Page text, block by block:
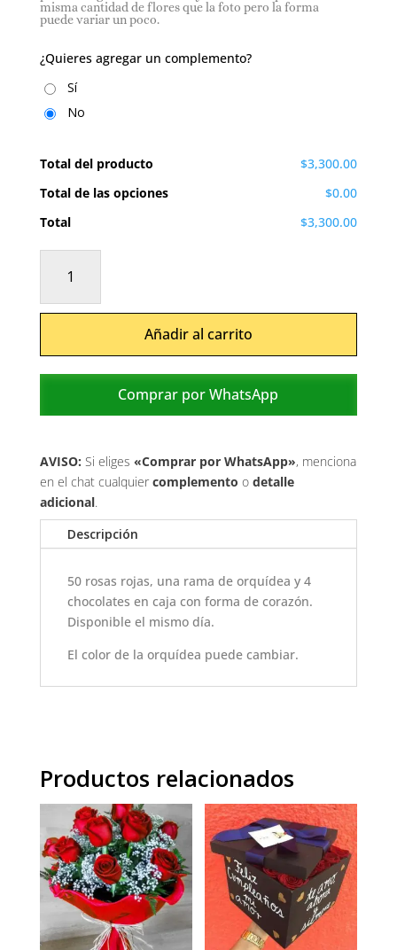
misma cantidad de flores que la foto pero la forma
puede variar un poco.
¿Quieres agregar un complemento?
Sí
No
Total del producto
$3,300.00
Total de las opciones
$0.00
Total
$3,300.00
cantidad
Añadir al carrito
Comprar por WhatsApp
AVISO: Si eliges «Comprar por WhatsApp», menciona
en el chat cualquier complemento o detalle
adicional.
Descripción
50 rosas rojas, una rama de orquídea y 4
chocolates en caja con forma de corazón.
Disponible el mismo día.
El color de la orquídea puede cambiar.
Productos relacionados